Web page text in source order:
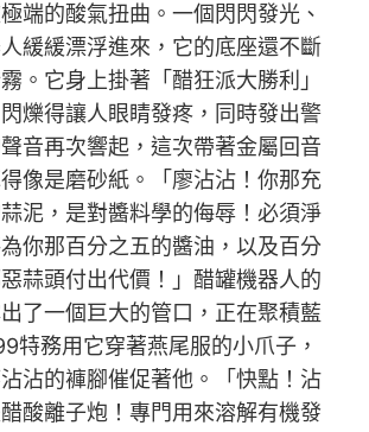
端的酸氣扭曲。一個閃閃發光、
緩緩漂浮進來，它的底座還不斷
。它身上掛著「醋狂派大勝利」
爍得讓人眼睛發疼，同時發出警
音再次響起，這次帶著金屬回音
像是磨砂紙。「廖沾沾！你那充
泥，是對醬料學的侮辱！必須淨
你那百分之五的醬油，以及百分
蒜頭付出代價！」醋罐機器人的
了一個巨大的管口，正在聚積藍
特務用它穿著燕尾服的小爪子，
沾的褲腳催促著他。「快點！沾
酸離子炮！專門用來溶解有機發